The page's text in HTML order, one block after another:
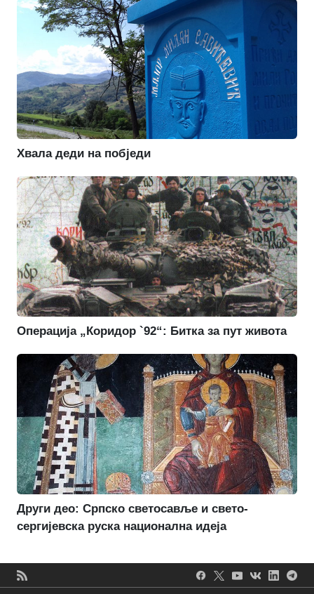
Хвала деди на побједи
Операција „Коридор `92“: Битка за пут живота
Други део: Српско светосавље и свето-
сергијевска руска национална идеја